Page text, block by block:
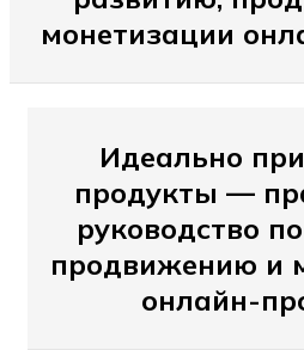
монетизации
Идеально
продукты —
руководство
продвижению и
онлайн-